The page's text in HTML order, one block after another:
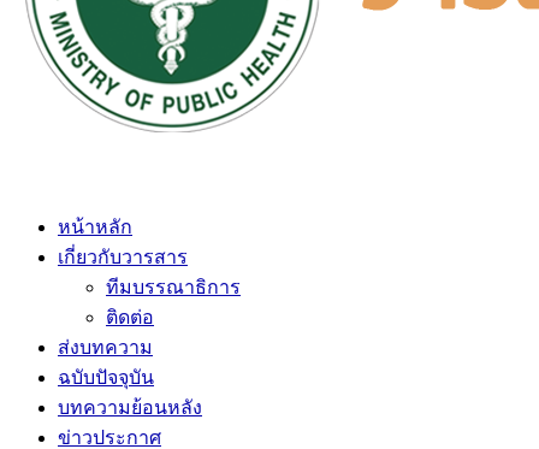
หน้าหลัก
เกี่ยวกับวารสาร
ทีมบรรณาธิการ
ติดต่อ
ส่งบทความ
ฉบับปัจจุบัน
บทความย้อนหลัง
ข่าวประกาศ